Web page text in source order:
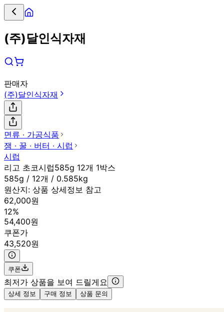
(주)달인식자재
판매자
(주)달인식자재
면류 ∙ 가공식품
잼 ∙ 꿀 ∙ 버터 ∙ 시럽
시럽
리고 초코시럽585g 12개 1박스
585g / 12개 / 0.585kg
원산지: 상품 상세정보 참고
62,000원
12%
54,400원
쿠폰가
43,520원
쿠폰
최저가 상품을 보여 드릴게요
상세 정보 구매 정보 상품 문의